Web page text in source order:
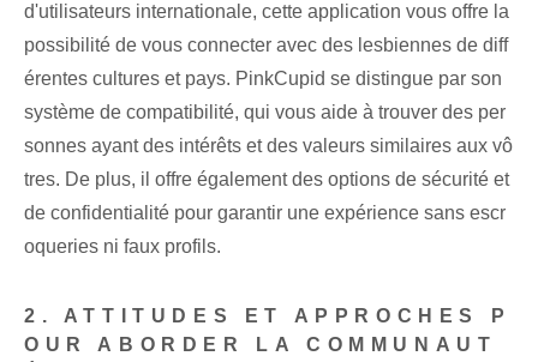
d'utilisateurs internationale, cette application vous offre la
possibilité de vous connecter avec des lesbiennes de diff
érentes cultures et pays. PinkCupid se distingue par son
système de compatibilité, qui vous aide à trouver des per
sonnes ayant des intérêts et des valeurs similaires aux vô
tres. De plus, il offre également des options de sécurité et
de confidentialité pour garantir une expérience sans escr
oqueries ni faux profils.
2. ATTITUDES ET APPROCHES P
OUR ABORDER LA COMMUNAUT